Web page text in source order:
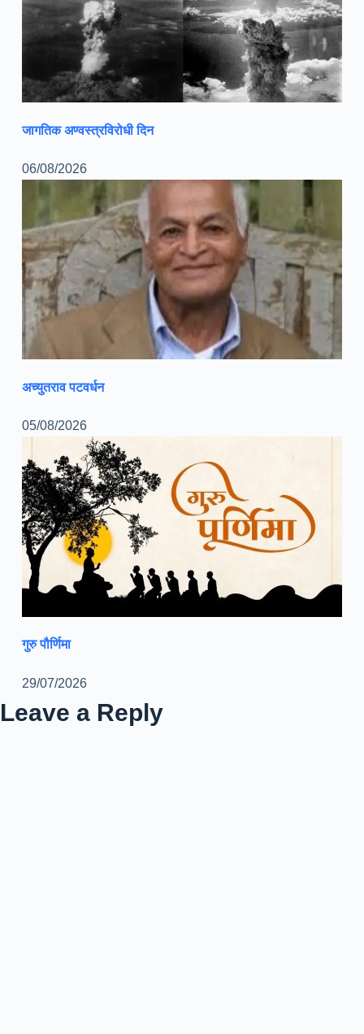
जागतिक अण्वस्त्रविरोधी दिन
06/08/2026
अच्युतराव पटवर्धन
05/08/2026
गुरु पौर्णिमा
29/07/2026
Leave a Reply